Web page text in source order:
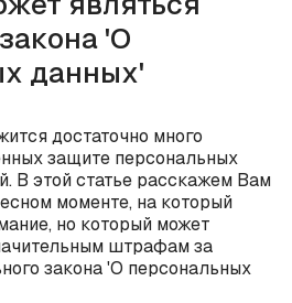
'О
данных'
достаточно много
защите персональных
В этой статье расскажем Вам
моменте, на который
но который может
штрафам за
закона 'О персональных